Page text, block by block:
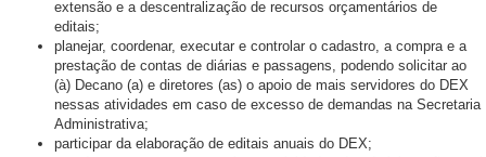
extensão e a descentralização de recursos orçamentários de
editais;
planejar, coordenar, executar e controlar o cadastro, a compra e a
prestação de contas de diárias e passagens, podendo solicitar ao
(à) Decano (a) e diretores (as) o apoio de mais servidores do DEX
nessas atividades em caso de excesso de demandas na Secretaria
Administrativa;
participar da elaboração de editais anuais do DEX;